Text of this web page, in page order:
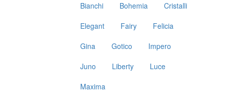
Bianchi
Bohemia
Cristalli
Elegant
Fairy
Felicia
Gina
Gotico
Impero
Juno
Liberty
Luce
Maxima